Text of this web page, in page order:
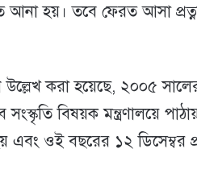
আনা হয়। তবে ফেরত আসা
উল্লেখ করা হয়েছে, ২০০৫
সংস্কৃতি বিষয়ক মন্ত্রণালয়ে
এবং ওই বছরের ১২ ডিসেম্বর